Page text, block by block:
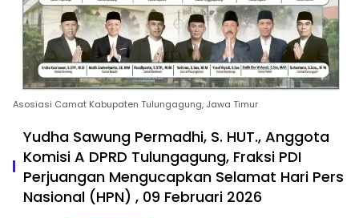
Asosiasi Camat Kabupaten Tulungagung, Jawa Timur
Yudha Sawung Permadhi, S. HUT., Anggota
Komisi A DPRD Tulungagung, Fraksi PDI
Perjuangan Mengucapkan Selamat Hari Pers
Nasional (HPN) , 09 Februari 2026